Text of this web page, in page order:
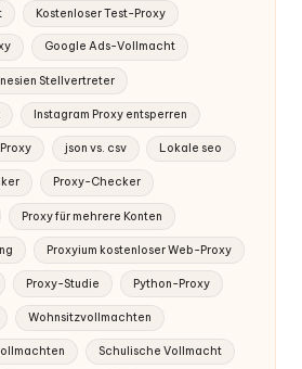
Kostenloser Test-Proxy
Google Ads-Vollmacht
Stellvertreter
Instagram Proxy entsperren
Proxy json vs. csv Lokale seo
Proxy-Checker
Proxy für mehrere Konten
Proxyium kostenloser Web-Proxy
Proxy-Studie Python-Proxy
Wohnsitzvollmachten
Schulische Vollmacht